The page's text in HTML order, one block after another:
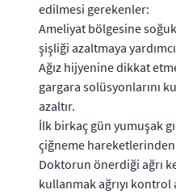
edilmesi gerekenler:
Ameliyat bölgesine
şişliği azaltmaya
Ağız hijyenine dikkat
gargara solüsyonlarını
azaltır.
İlk birkaç gün yumuşak
çiğneme
Doktorun önerdiği ağrı
kullanmak ağrıyı kontrol